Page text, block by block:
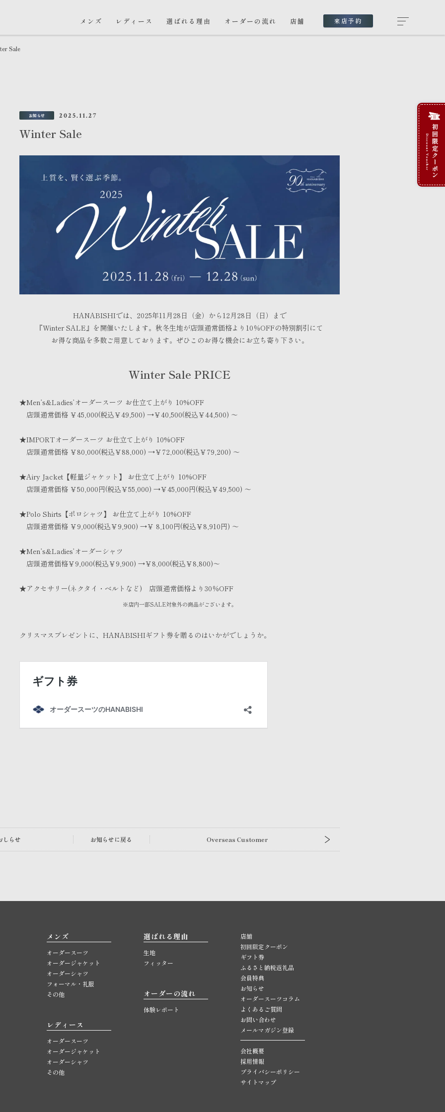
メンズ レディース 選ばれる理由 オーダーの流れ 店舗 来店予約
Sale
Winter Sale
お知らせ 2025.11.27
HANABISHIでは、2025年11月28日（金）から12月28日（日）まで
『Winter SALE』を開催いたします。秋冬生地が店頭通常価格より10％OFFの特別割引にて
お得な商品を多数ご用意しております。ぜひこのお得な機会にお立ち寄り下さい。
Winter Sale PRICE
★Men’s&Ladies’オーダースーツ お仕立て上がり 10%OFF
店頭通常価格 ￥45,000(税込￥49,500) →￥40,500(税込￥44,500) ～
★IMPORTオーダースーツ お仕立て上がり 10%OFF
店頭通常価格 ￥80,000(税込￥88,000) →￥72,000(税込￥79,200) ～
★Airy Jacket【軽量ジャケット】 お仕立て上がり 10%OFF
店頭通常価格 ￥50,000円(税込￥55,000) →￥45,000円(税込￥49,500) ～
★Polo Shirts【ポロシャツ】 お仕立て上がり 10%OFF
店頭通常価格 ￥9,000(税込￥9,900) →￥ 8,100円(税込￥8,910円) ～
★Men’s&Ladies’オーダーシャツ
店頭通常価格￥9,000(税込￥9,900) →￥8,000(税込￥8,800)～
★アクセサリー(ネクタイ・ベルトなど) 店頭通常価格より30％OFF
※店内一部SALE対象外の商品がございます。
クリスマスプレゼントに、HANABISHIギフト券を贈るのはいかがでしょうか。
しらせ お知らせに戻る Overseas Customer
メンズ
オーダースーツ
オーダージャケット
オーダーシャツ
フォーマル・礼服
その他
レディース
オーダースーツ
オーダージャケット
オーダーシャツ
その他
選ばれる理由
生地
フィッター
オーダーの流れ
体験レポート
店舗
初回限定クーポン
ギフト券
ふるさと納税返礼品
会員特典
お知らせ
オーダースーツコラム
よくあるご質問
お問い合わせ
メールマガジン登録
会社概要
採用情報
プライバシーポリシー
サイトマップ